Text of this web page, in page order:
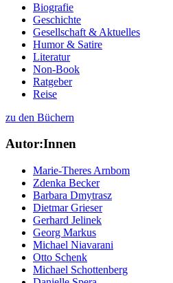
Biografie
Geschichte
Gesellschaft & Aktuelles
Humor & Satire
Literatur
Non-Book
Ratgeber
Reise
zu den Büchern
Autor:Innen
Marie-Theres Arnbom
Zdenka Becker
Barbara Dmytrasz
Dietmar Grieser
Gerhard Jelinek
Georg Markus
Michael Niavarani
Otto Schenk
Michael Schottenberg